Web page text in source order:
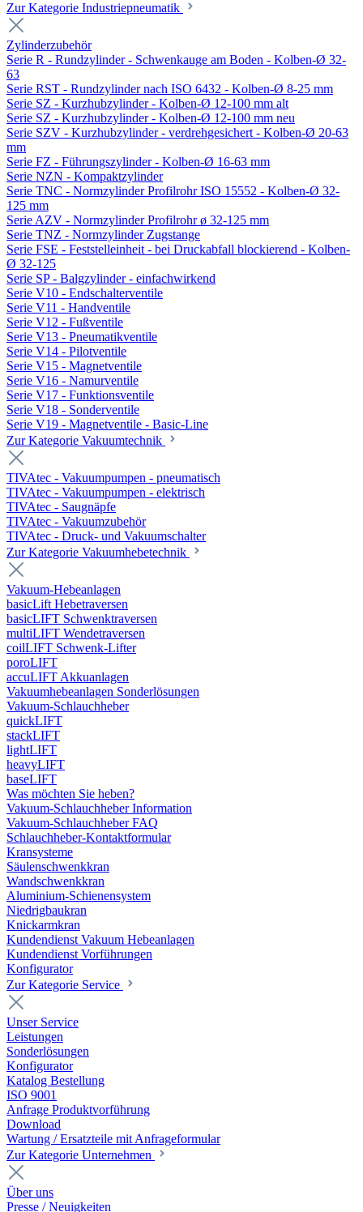
Zur Kategorie Industriepneumatik
Zylinderzubehör
Serie R - Rundzylinder - Schwenkauge am Boden - Kolben-Ø 32-
63
Serie RST - Rundzylinder nach ISO 6432 - Kolben-Ø 8-25 mm
Serie SZ - Kurzhubzylinder - Kolben-Ø 12-100 mm alt
Serie SZ - Kurzhubzylinder - Kolben-Ø 12-100 mm neu
Serie SZV - Kurzhubzylinder - verdrehgesichert - Kolben-Ø 20-63
mm
Serie FZ - Führungszylinder - Kolben-Ø 16-63 mm
Serie NZN - Kompaktzylinder
Serie TNC - Normzylinder Profilrohr ISO 15552 - Kolben-Ø 32-
125 mm
Serie AZV - Normzylinder Profilrohr ø 32-125 mm
Serie TNZ - Normzylinder Zugstange
Serie FSE - Feststelleinheit - bei Druckabfall blockierend - Kolben-
Ø 32-125
Serie SP - Balgzylinder - einfachwirkend
Serie V10 - Endschalterventile
Serie V11 - Handventile
Serie V12 - Fußventile
Serie V13 - Pneumatikventile
Serie V14 - Pilotventile
Serie V15 - Magnetventile
Serie V16 - Namurventile
Serie V17 - Funktionsventile
Serie V18 - Sonderventile
Serie V19 - Magnetventile - Basic-Line
Zur Kategorie Vakuumtechnik
TIVAtec - Vakuumpumpen - pneumatisch
TIVAtec - Vakuumpumpen - elektrisch
TIVAtec - Saugnäpfe
TIVAtec - Vakuumzubehör
TIVAtec - Druck- und Vakuumschalter
Zur Kategorie Vakuumhebetechnik
Vakuum-Hebeanlagen
basicLift Hebetraversen
basicLIFT Schwenktraversen
multiLIFT Wendetraversen
coilLIFT Schwenk-Lifter
poroLIFT
accuLIFT Akkuanlagen
Vakuumhebeanlagen Sonderlösungen
Vakuum-Schlauchheber
quickLIFT
stackLIFT
lightLIFT
heavyLIFT
baseLIFT
Was möchten Sie heben?
Vakuum-Schlauchheber Information
Vakuum-Schlauchheber FAQ
Schlauchheber-Kontaktformular
Kransysteme
Säulenschwenkkran
Wandschwenkkran
Aluminium-Schienensystem
Niedrigbaukran
Knickarmkran
Kundendienst Vakuum Hebeanlagen
Kundendienst Vorführungen
Konfigurator
Zur Kategorie Service
Unser Service
Leistungen
Sonderlösungen
Konfigurator
Katalog Bestellung
ISO 9001
Anfrage Produktvorführung
Download
Wartung / Ersatzteile mit Anfrageformular
Zur Kategorie Unternehmen
Über uns
Presse / Neuigkeiten